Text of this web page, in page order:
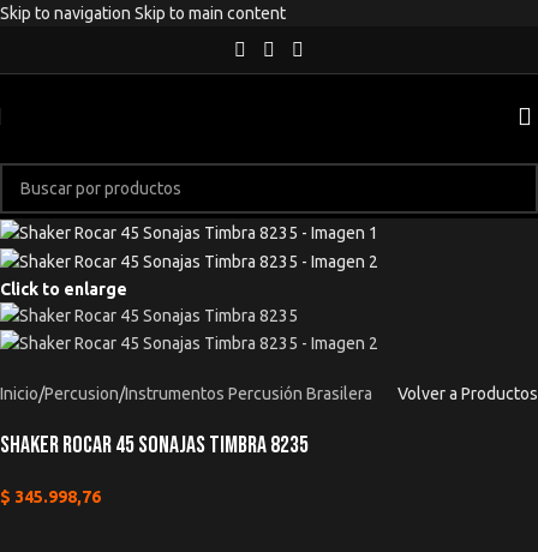
Skip to navigation Skip to main content
Click to enlarge
Inicio/Percusion/Instrumentos Percusión Brasilera Volver a Productos
Shaker Rocar 45 Sonajas Timbra 8235
$ 345.998,76